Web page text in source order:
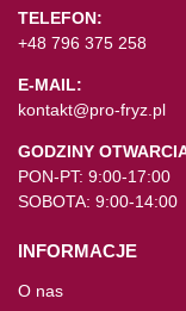
TELEFON:
+48 796 375 258
E-MAIL:
kontakt@pro-fryz.pl
GODZINY
PON-PT: 9:00-17:00
SOBOTA: 9:00-14:00
INFORMACJE
O nas